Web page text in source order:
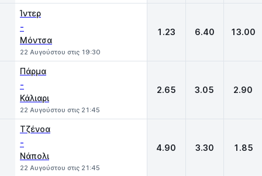
Ίντερ
-
Μόντσα
22 Αυγούστου στις 19:30
1.23 6.40 13.00
Πάρμα
-
Κάλιαρι
22 Αυγούστου στις 21:45
2.65 3.05 2.90
Τζένοα
-
Νάπολι
22 Αυγούστου στις 21:45
4.90 3.30 1.85